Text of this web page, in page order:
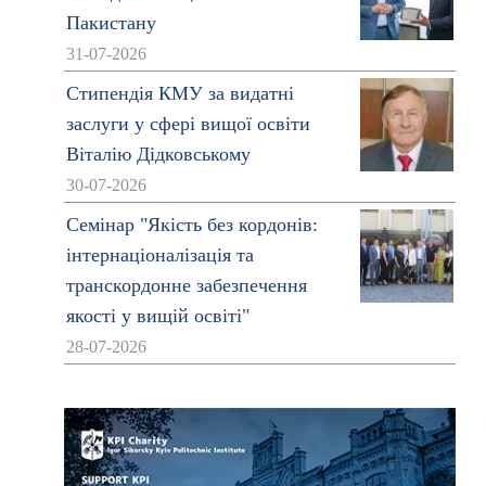
Пакистану
31-07-2026
Стипендія КМУ за видатні
заслуги у сфері вищої освіти
Віталію Дідковському
30-07-2026
Семінар "Якість без кордонів:
інтернаціоналізація та
транскордонне забезпечення
якості у вищій освіті"
28-07-2026